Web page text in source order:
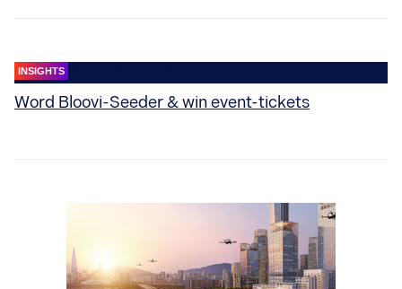
INSIGHTS
Word Bloovi-Seeder & win event-tickets